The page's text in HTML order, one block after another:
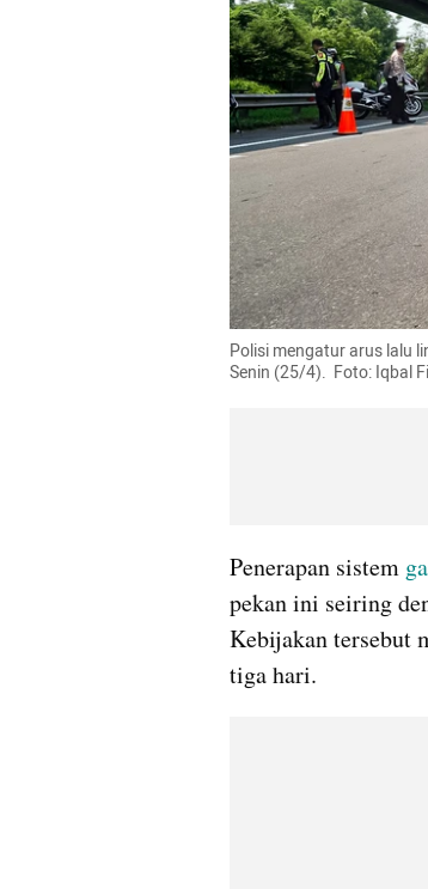
Polisi mengatur arus lalu
Senin (25/4).  Foto: Iqbal
Penerapan sistem
pekan ini seiring
Kebijakan tersebut
tiga hari.